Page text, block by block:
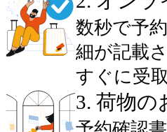
数秒で予
細が記載
すぐに受
3. 荷物の